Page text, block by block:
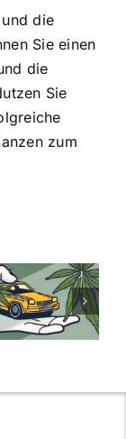
die
Sie einen
die
Sie
zum
Cannabis
Samen
kaufen: Alles
was Sie